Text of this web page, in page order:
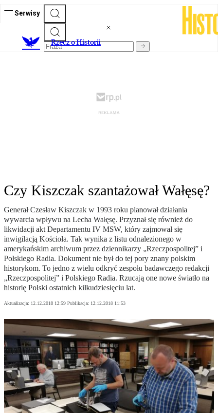
Serwisy
Rzecz o Historii
Czy Kiszczak szantażował Wałęsę?
Generał Czesław Kiszczak w 1993 roku planował działania
wywarcia wpływu na Lecha Wałęsę. Przyznał się również do
likwidacji akt Departamentu IV MSW, który zajmował się
inwigilacją Kościoła. Tak wynika z listu odnalezionego w
amerykańskim archiwum przez dziennikarzy „Rzeczpospolitej” i
Polskiego Radia. Dokument nie był do tej pory znany polskim
historykom. To jedno z wielu odkryć zespołu badawczego redakcji
„Rzeczpospolitej” i Polskiego Radia. Rzucają one nowe światło na
historię Polski ostatnich kilkudziesięciu lat.
Aktualizacja: 12.12.2018 12:59 Publikacja: 12.12.2018 11:53